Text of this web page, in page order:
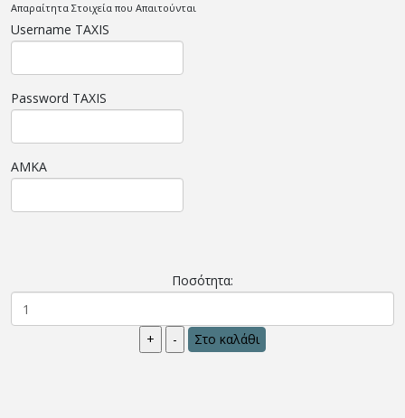
Απαραίτητα Στοιχεία που Απαιτούνται
Username TAXIS
Password TAXIS
AMKA
Ποσότητα: